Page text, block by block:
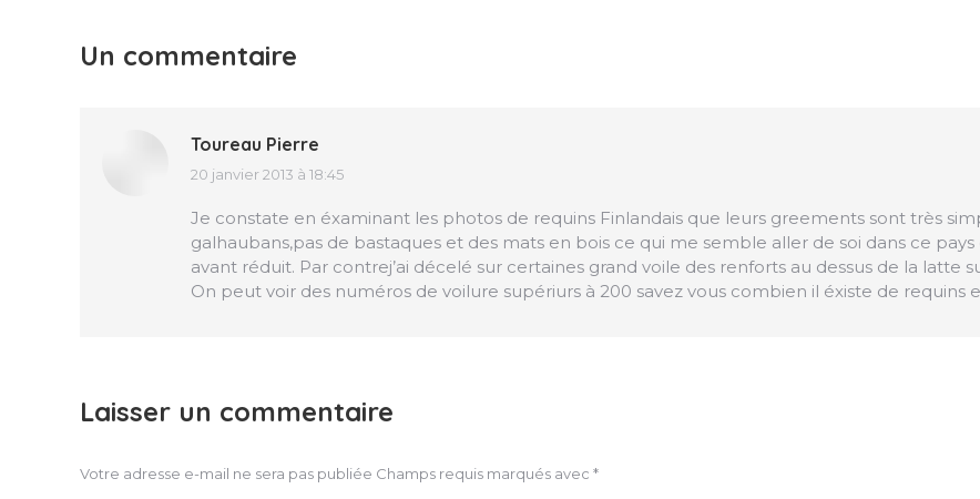
Un commentaire
Toureau Pierre
dit
20 janvier 2013 à 18:45
Je constate en éxaminant les photos de requins Finlandais que leurs greements sont très
galhaubans,pas de bastaques et des mats en bois ce qui me semble aller de soi dans ce
avant réduit. Par contrej’ai décelé sur certaines grand voile des renforts au dessus de la latte
On peut voir des numéros de voilure supériurs à 200 savez vous combien il éxiste de requins
Laisser un commentaire
Votre adresse e-mail ne sera pas publiée Champs requis marqués avec *